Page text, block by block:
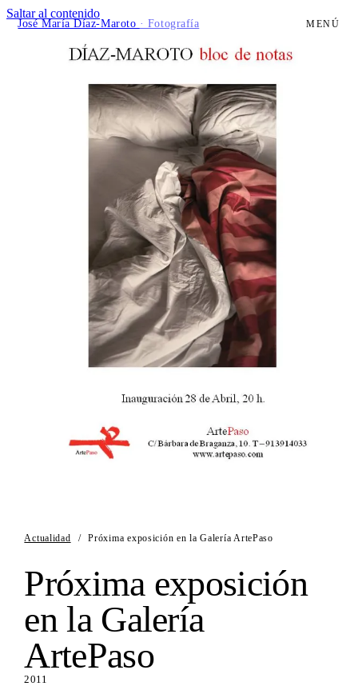
Saltar al contenido
José María Díaz-Maroto · Fotografía MENÚ
Actualidad / Próxima exposición en la Galería ArtePaso
Próxima exposición
en la Galería
ArtePaso
2011